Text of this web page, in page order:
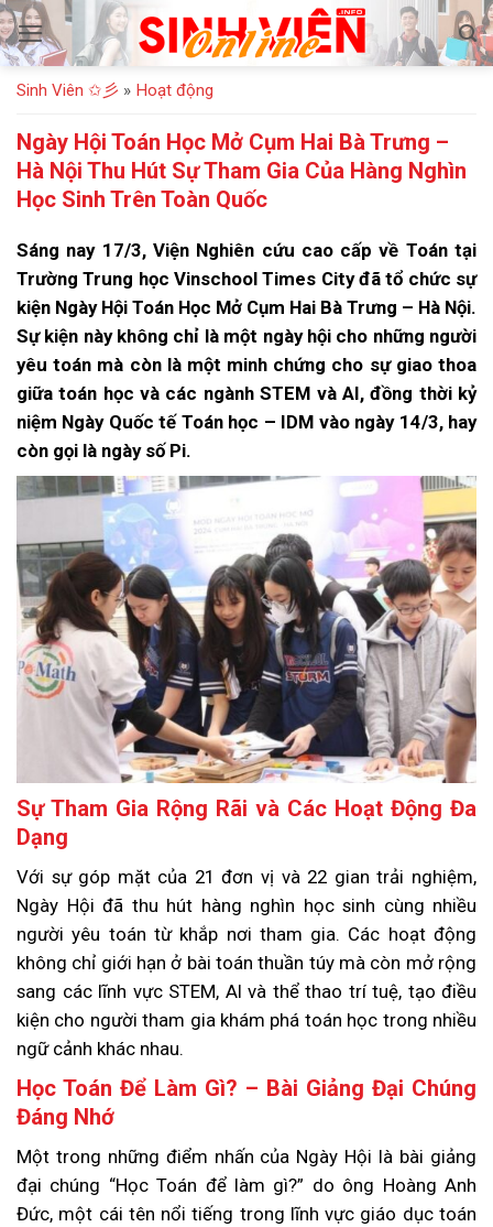
Bỏ
qua
nội
dung
Sinh Viên ✩彡 » Hoạt động
Ngày Hội Toán Học Mở Cụm Hai Bà Trưng –
Hà Nội Thu Hút Sự Tham Gia Của Hàng Nghìn
Học Sinh Trên Toàn Quốc
Sáng nay 17/3, Viện Nghiên cứu cao cấp về Toán tại
Trường Trung học Vinschool Times City đã tổ chức sự
kiện Ngày Hội Toán Học Mở Cụm Hai Bà Trưng – Hà Nội.
Sự kiện này không chỉ là một ngày hội cho những người
yêu toán mà còn là một minh chứng cho sự giao thoa
giữa toán học và các ngành STEM và AI, đồng thời kỷ
niệm Ngày Quốc tế Toán học – IDM vào ngày 14/3, hay
còn gọi là ngày số Pi.
Sự Tham Gia Rộng Rãi và Các Hoạt Động Đa
Dạng
Với sự góp mặt của 21 đơn vị và 22 gian trải nghiệm,
Ngày Hội đã thu hút hàng nghìn học sinh cùng nhiều
người yêu toán từ khắp nơi tham gia. Các hoạt động
không chỉ giới hạn ở bài toán thuần túy mà còn mở rộng
sang các lĩnh vực STEM, AI và thể thao trí tuệ, tạo điều
kiện cho người tham gia khám phá toán học trong nhiều
ngữ cảnh khác nhau.
Học Toán Để Làm Gì? – Bài Giảng Đại Chúng
Đáng Nhớ
Một trong những điểm nhấn của Ngày Hội là bài giảng
đại chúng “Học Toán để làm gì?” do ông Hoàng Anh
Đức, một cái tên nổi tiếng trong lĩnh vực giáo dục toán